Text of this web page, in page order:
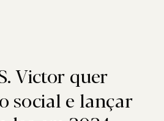
Victor quer
social e lançar